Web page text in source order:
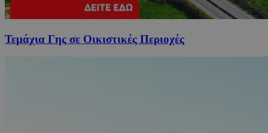
Τεμάχια Γης σε Οικιστικές Περιοχές